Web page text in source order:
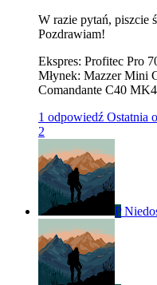
W razie pytań, piszcie
Pozdrawiam!
Ekspres: Profitec Pro
Młynek: Mazzer Mini
Comandante C40 MK4
1 odpowiedź Ostatnia
2
P